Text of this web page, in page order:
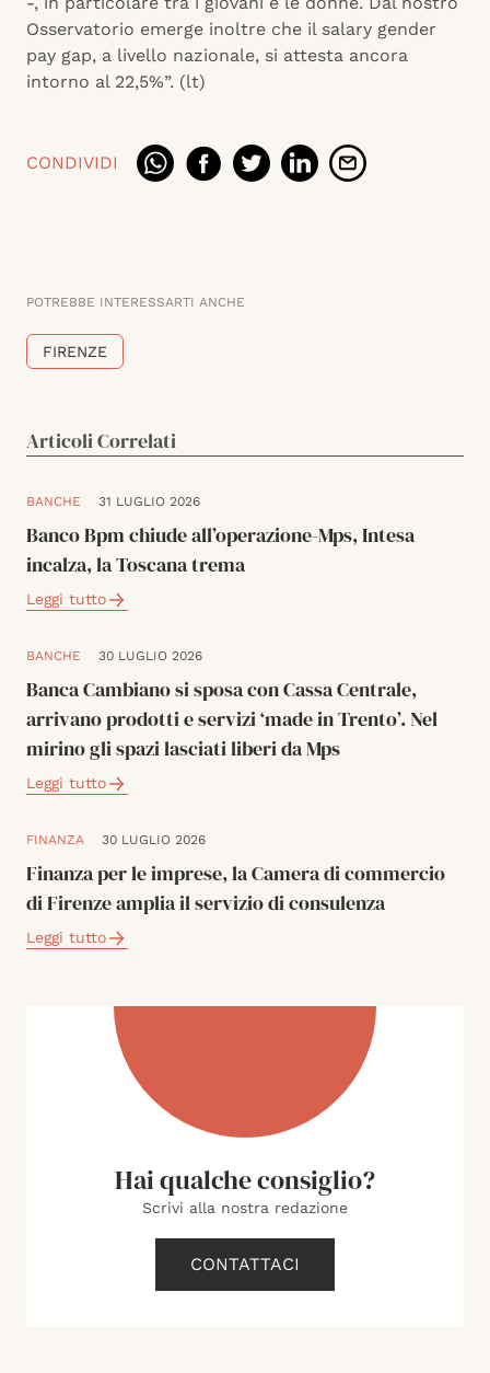
Osservatorio emerge inoltre che il salary gender
pay gap, a livello nazionale, si attesta ancora
intorno al 22,5%”. (lt)
CONDIVIDI
POTREBBE INTERESSARTI ANCHE
FIRENZE
Articoli Correlati
BANCHE 31 LUGLIO 2026
Banco Bpm chiude all’operazione-Mps, Intesa
incalza, la Toscana trema
Leggi tutto
BANCHE 30 LUGLIO 2026
Banca Cambiano si sposa con Cassa Centrale,
arrivano prodotti e servizi ‘made in Trento’. Nel
mirino gli spazi lasciati liberi da Mps
Leggi tutto
FINANZA 30 LUGLIO 2026
Finanza per le imprese, la Camera di commercio
di Firenze amplia il servizio di consulenza
Leggi tutto
Hai qualche consiglio?
Scrivi alla nostra redazione
CONTATTACI